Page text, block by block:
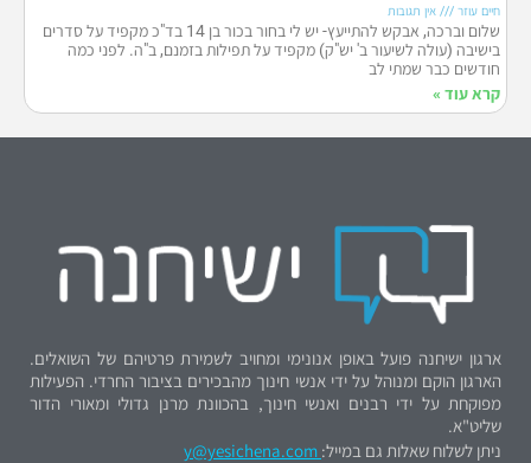
חיים עוזר אין תגובות
שלום וברכה, אבקש להתייעץ- יש לי בחור בכור בן 14 בד"כ מקפיד על סדרים
בישיבה (עולה לשיעור ב' יש"ק) מקפיד על תפילות בזמנם, ב"ה. לפני כמה
חודשים כבר שמתי לב
קרא עוד »
ארגון ישיחנה פועל באופן אנונימי ומחויב לשמירת פרטיהם של השואלים.
הארגון הוקם ומנוהל על ידי אנשי חינוך מהבכירים בציבור החרדי. הפעילות
מפוקחת על ידי רבנים ואנשי חינוך, בהכוונת מרנן גדולי ומאורי הדור
שליט"א.
ניתן לשלוח שאלות גם במייל: y@yesichena.com